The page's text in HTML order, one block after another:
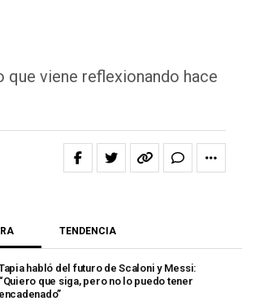
viene reflexionando hace
TENDENCIA
habló del futuro de Scaloni y Messi:
“Quiero que siga, pero no lo puedo tener
encadenado”